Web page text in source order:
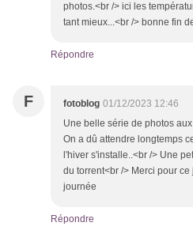
photos.<br /> ici les
tant mieux...<br /> bonne fin
Répondre
F fotoblog 01/12/2023 12:46
Une belle série de photos
On a dû attendre longtemps
l'hiver s'installe..<br /> Une
du torrent<br /> Merci pour
journée
Répondre